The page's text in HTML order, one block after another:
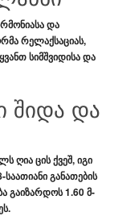
და
რელაქსაციას,
სიმშვიდისა და
შიდა და
ღია ცის ქვეშ, იგი
საათიანი განათების
გაიზარდოს1.60 მ-